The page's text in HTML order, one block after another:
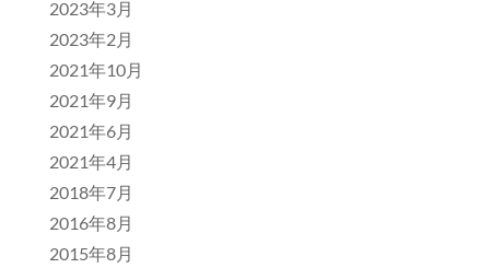
2023年3月
2023年2月
2021年10月
2021年9月
2021年6月
2021年4月
2018年7月
2016年8月
2015年8月